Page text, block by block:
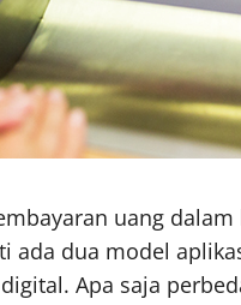
uang
ada dua model
Apa saja